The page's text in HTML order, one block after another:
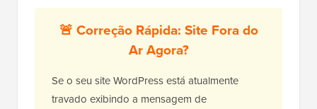
🚨 Correção Rápida: Site Fora do
Ar Agora?
Se o seu site WordPress está atualmente
travado exibindo a mensagem de